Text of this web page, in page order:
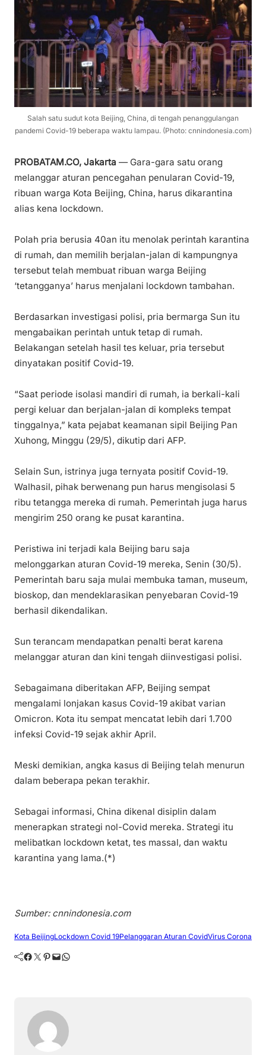
Salah satu sudut kota Beijing, China, di tengah penanggulangan
pandemi Covid-19 beberapa waktu lampau. (Photo: cnnindonesia.com)
PROBATAM.CO, Jakarta — Gara-gara satu orang
melanggar aturan pencegahan penularan Covid-19,
ribuan warga Kota Beijing, China, harus dikarantina
alias kena lockdown.
Polah pria berusia 40an itu menolak perintah karantina
di rumah, dan memilih berjalan-jalan di kampungnya
tersebut telah membuat ribuan warga Beijing
‘tetangganya’ harus menjalani lockdown tambahan.
Berdasarkan investigasi polisi, pria bermarga Sun itu
mengabaikan perintah untuk tetap di rumah.
Belakangan setelah hasil tes keluar, pria tersebut
dinyatakan positif Covid-19.
“Saat periode isolasi mandiri di rumah, ia berkali-kali
pergi keluar dan berjalan-jalan di kompleks tempat
tinggalnya,” kata pejabat keamanan sipil Beijing Pan
Xuhong, Minggu (29/5), dikutip dari AFP.
Selain Sun, istrinya juga ternyata positif Covid-19.
Walhasil, pihak berwenang pun harus mengisolasi 5
ribu tetangga mereka di rumah. Pemerintah juga harus
mengirim 250 orang ke pusat karantina.
Peristiwa ini terjadi kala Beijing baru saja
melonggarkan aturan Covid-19 mereka, Senin (30/5).
Pemerintah baru saja mulai membuka taman, museum,
bioskop, dan mendeklarasikan penyebaran Covid-19
berhasil dikendalikan.
Sun terancam mendapatkan penalti berat karena
melanggar aturan dan kini tengah diinvestigasi polisi.
Sebagaimana diberitakan AFP, Beijing sempat
mengalami lonjakan kasus Covid-19 akibat varian
Omicron. Kota itu sempat mencatat lebih dari 1.700
infeksi Covid-19 sejak akhir April.
Meski demikian, angka kasus di Beijing telah menurun
dalam beberapa pekan terakhir.
Sebagai informasi, China dikenal disiplin dalam
menerapkan strategi nol-Covid mereka. Strategi itu
melibatkan lockdown ketat, tes massal, dan waktu
karantina yang lama.(*)
Sumber: cnnindonesia.com
Kota BeijingLockdown Covid 19Pelanggaran Aturan CovidVirus Corona
Facebook Twitter Pinterest Mail WhatsApp